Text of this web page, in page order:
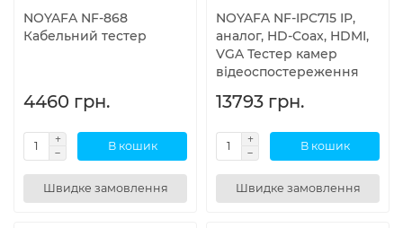
NOYAFA NF-868
Кабельний тестер
4460 грн.
В кошик
Швидке замовлення
NOYAFA NF-IPC715 IP,
аналог, HD-Coax, HDMI,
VGA Тестер камер
відеоспостереження
13793 грн.
В кошик
Швидке замовлення